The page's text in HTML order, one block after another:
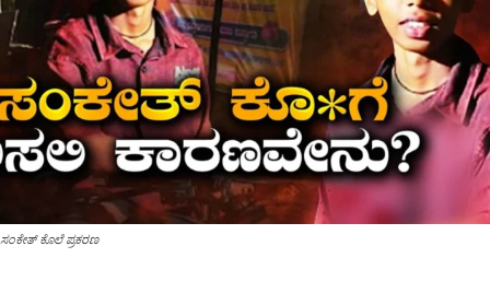
ಸಂಕೇತ್ ಕೊಲೆ ಪ್ರಕರಣ